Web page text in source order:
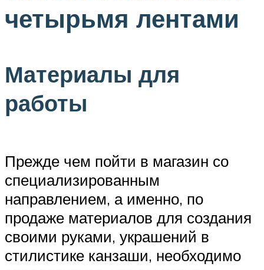
четырьмя лентами
Материалы для
работы
Прежде чем пойти в магазин со
специализированным
направлением, а именно, по
продаже материалов для создания
своими руками, украшений в
стилистике канзаши, необходимо